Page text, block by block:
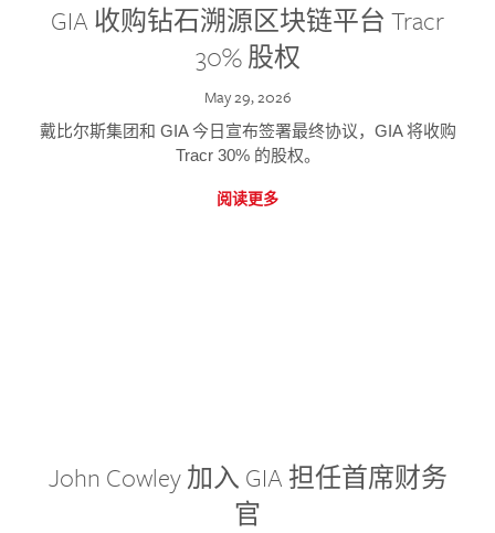
GIA 收购钻石溯源区块链平台 Tracr
30% 股权
May 29, 2026
戴比尔斯集团和 GIA 今日宣布签署最终协议，GIA 将收购
Tracr 30% 的股权。
阅读更多
John Cowley 加入 GIA 担任首席财务
官